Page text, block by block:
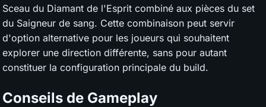
Sceau du Diamant de l'Esprit combiné aux pièces du set
du Saigneur de sang. Cette combinaison peut servir
d'option alternative pour les joueurs qui souhaitent
explorer une direction différente, sans pour autant
constituer la configuration principale du build.
Conseils de Gameplay